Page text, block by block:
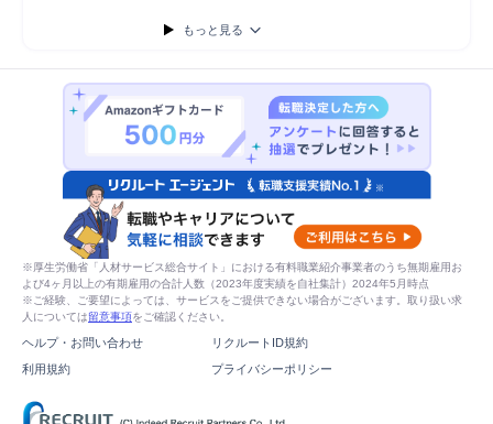
もっと見る
※厚生労働省「人材サービス総合サイト」における有料職業紹介事業者のうち無期雇用お
よび4ヶ月以上の有期雇用の合計人数（2023年度実績を自社集計）2024年5月時点
※ご経験、ご要望によっては、サービスをご提供できない場合がございます。取り扱い求
人については留意事項をご確認ください。
ヘルプ・お問い合わせ
リクルートID規約
利用規約
プライバシーポリシー